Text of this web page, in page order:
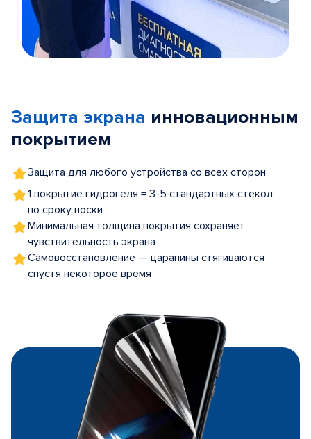
5
Защита экрана инновационным
покрытием
Защита для любого устройства со всех сторон
1 покрытие гидрогеля = 3-5 стандартных стекол
по сроку носки
Минимальная толщина покрытия сохраняет
чувствительность экрана
Самовосстановление — царапины стягиваются
спустя некоторое время